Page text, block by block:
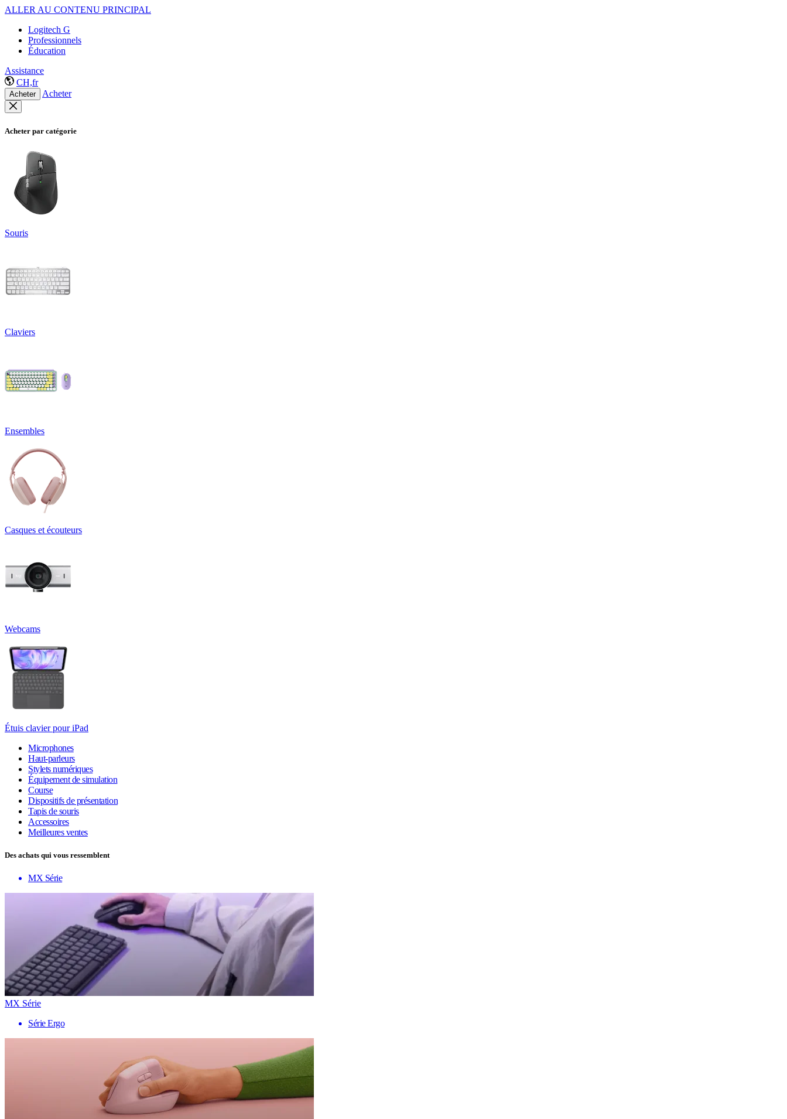
ALLER AU CONTENU PRINCIPAL
Logitech G
Professionnels
Éducation
Assistance
CH,fr
Acheter Acheter
Acheter par catégorie
Souris
Claviers
Ensembles
Casques et écouteurs
Webcams
Étuis clavier pour iPad
Microphones
Haut-parleurs
Stylets numériques
Équipement de simulation
Course
Dispositifs de présentation
Tapis de souris
Accessoires
Meilleures ventes
Des achats qui vous ressemblent
MX Série
MX Série
Série Ergo